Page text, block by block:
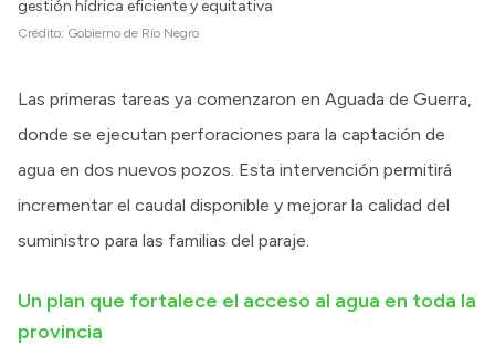
gestión hídrica eficiente y equitativa
Crédito: Gobierno de Río Negro
Las primeras tareas ya comenzaron en Aguada de Guerra,
donde se ejecutan perforaciones para la captación de
agua en dos nuevos pozos. Esta intervención permitirá
incrementar el caudal disponible y mejorar la calidad del
suministro para las familias del paraje.
Un plan que fortalece el acceso al agua en toda la
provincia